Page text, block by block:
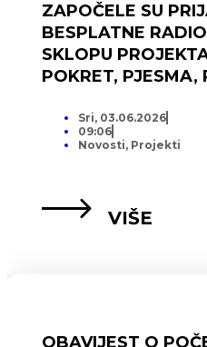
ZAPOČELE SU
BESPLATNE
SKLOPU
POKRET, PJESMA,
Sri, 03.06.2026
09:06
Novosti, Projekti
VIŠE
OBAVIJEST O